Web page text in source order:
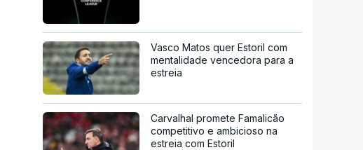
Vasco Matos quer Estoril com
mentalidade vencedora para a
estreia
Carvalhal promete Famalicão
competitivo e ambicioso na
estreia com Estoril